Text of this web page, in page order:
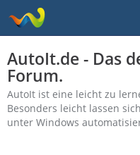
AutoIt.de - Das
Forum.
AutoIt ist eine leicht zu
Besonders leicht lassen
unter Windows